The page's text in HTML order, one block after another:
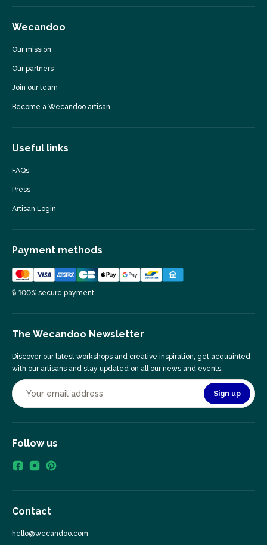
Wecandoo
Our mission
Our partners
Join our team
Become a Wecandoo artisan
Useful links
FAQs
Press
Artisan Login
Payment methods
🔒 100% secure payment
The Wecandoo Newsletter
Discover our latest workshops and creative inspiration, get acquainted
with our artisans and stay updated on all our news and events.
Sign up
Follow us
Contact
hello@wecandoo.com